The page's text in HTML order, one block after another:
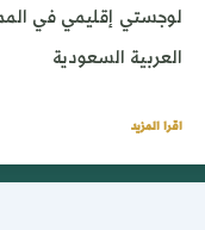
لوجستي إقليمي في المملكة
العربية السعودية
اقرا المزيد